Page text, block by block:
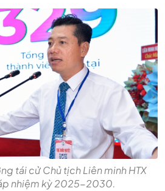
tái cử Chủ tịch Liên minh HTX
nhiệm kỳ 2025-2030.